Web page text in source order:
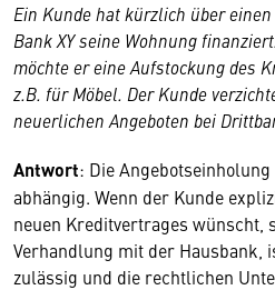
Ein Kunde hat kürzlich über
Bank XY seine Wohnung
möchte er eine Aufstockung des
z.B. für Möbel. Der Kunde
neuerlichen Angeboten bei
Antwort: Die
abhängig. Wenn der Kunde
neuen Kreditvertrages wünscht,
Verhandlung mit der Hausbank,
zulässig und die rechtlichen